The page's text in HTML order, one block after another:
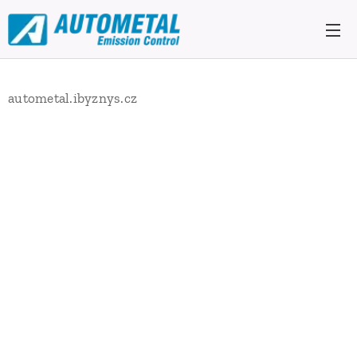
autometal.ibyznys.cz